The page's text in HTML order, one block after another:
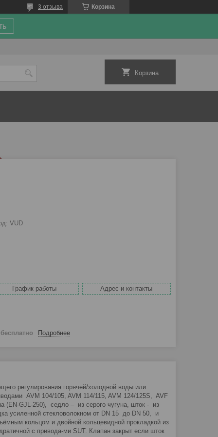
Корзина
3 отзыва
Корзина
VUD
График работы Адрес и контакты
бесплатно Подробнее
регулирования горячей/холодной воды или
AVM 104/105, AVM 114/115, AVM 124/125S, AVF
(EN-GJL-250), седло – из серого чугуна, шток - из
усиленной стекловолокном от DN 15 до DN 50, и
кольцом и двойной кольцевидной прокладкой из
с привода-ми SUT. Клапан закрыт если шток